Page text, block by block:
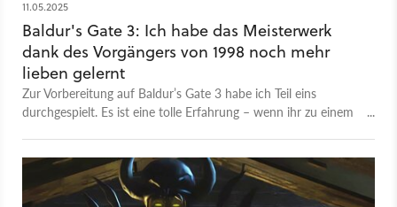
11.05.2025
Baldur's Gate 3: Ich habe das Meisterwerk
dank des Vorgängers von 1998 noch mehr
lieben gelernt
Zur Vorbereitung auf Baldur’s Gate 3 habe ich Teil eins
durchgespielt. Es ist eine tolle Erfahrung – wenn ihr zu einem